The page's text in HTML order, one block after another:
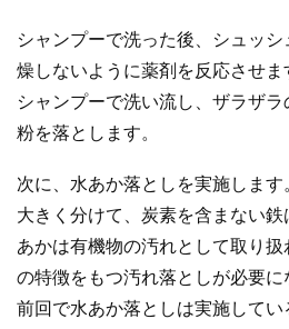
シャンプーで洗った後、シュッ
燥しないように薬剤を反応させ
シャンプーで洗い流し、ザラザ
粉を落とします。
次に、水あか落としを実施します
大きく分けて、炭素を含まない
あかは有機物の汚れとして取り扱
の特徴をもつ汚れ落としが必要に
前回で水あか落としは実施してい